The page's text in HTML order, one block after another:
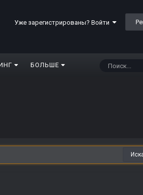
Уже зарегистрированы? Войти
БОЛЬШЕ